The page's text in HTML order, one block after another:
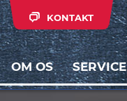
KONTAKT
OM OS SERVICE